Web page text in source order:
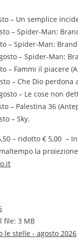
– Un semplice
– Spider-Man:
– Spider-Man:
– Spider-Man:
– Fammi il piacere
– Che Dio perdona
– Le cose non
– Palestina 36
– Sky.
– ridotto € 5,00 –
la
file: 3 MB
le stelle - agosto 2026